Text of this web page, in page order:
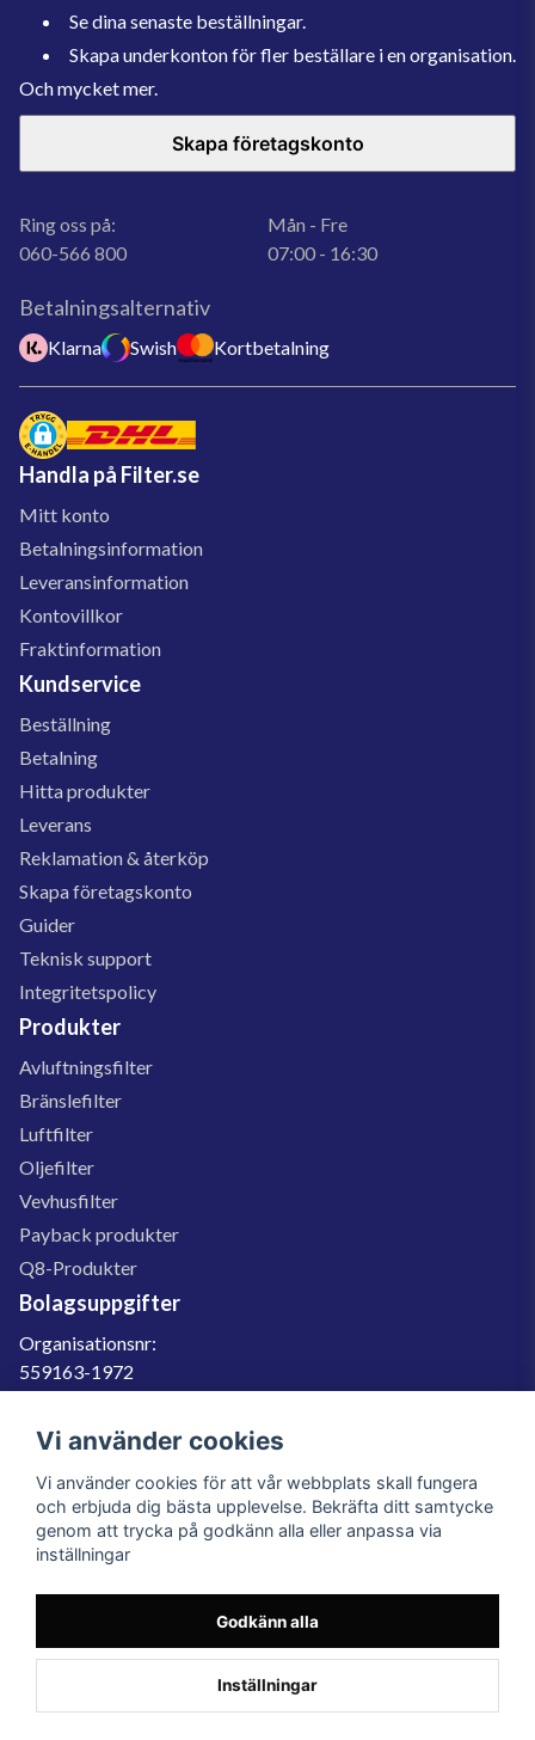
Se dina senaste beställningar.
Skapa underkonton för fler beställare i en organisation.
Och mycket mer.
Skapa företagskonto
Ring oss på:
060-566 800
Mån - Fre
07:00 - 16:30
Betalningsalternativ
Klarna Swish Kortbetalning
Handla på Filter.se
Mitt konto
Betalningsinformation
Leveransinformation
Kontovillkor
Fraktinformation
Kundservice
Beställning
Betalning
Hitta produkter
Leverans
Reklamation & återköp
Skapa företagskonto
Guider
Teknisk support
Integritetspolicy
Produkter
Avluftningsfilter
Bränslefilter
Luftfilter
Oljefilter
Vevhusfilter
Payback produkter
Q8-Produkter
Bolagsuppgifter
Organisationsnr:
559163-1972
SE559163197201
060-566 800
info@filter.se
559163-1972
© 2023 Filter.se, All rights reserved.
Vi använder cookies
Vi använder cookies för att vår webbplats skall fungera
och erbjuda dig bästa upplevelse. Bekräfta ditt samtycke
genom att trycka på godkänn alla eller anpassa via
inställningar
Godkänn alla
Inställningar